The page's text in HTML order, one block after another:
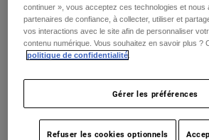
Base Layers
Gear Bags
Goggles
Base Layers
Bottles & Hydration Packs
Hats
Shirts
Sweatshirts
Shorts
Womens Survivalist
Price reduced from
189,95 C$to132,97 C$
continuer », vous acceptez ces technologies et nous
partenaires de confiance, à collecter, utiliser et
vos interactions avec le site afin de personnaliser
contenu numérique. Vous souhaitez en savoir plus ?
politique de confidentialité
Gérer les préférences
Refuser les cookies optionnels